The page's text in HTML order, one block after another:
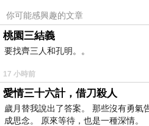
你可能感興趣的文章
桃園三結義
要找齊三人和孔明。。
17 小時前
愛情三十六計，借刀殺人
歲月替我說出了答案。 那些沒有勇氣
成思念。 原來等待，也是一種深情。